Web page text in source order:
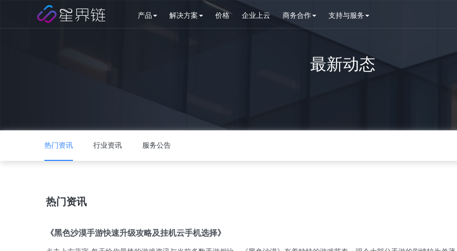
产品 解决方案 价格 企业上云 商务合作 支持与服务
最新动态
热门资讯 行业资讯 服务公告
热门资讯
《黑色沙漠手游快速升级攻略及挂机云手机选择》